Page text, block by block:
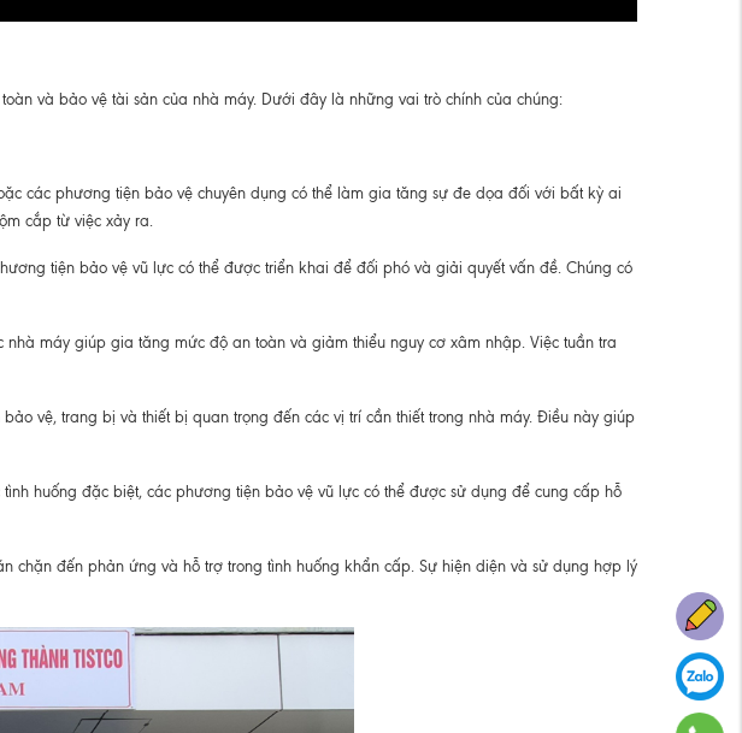
và bảo vệ tài sản của nhà máy. Dưới đây là những vai trò chính của chúng:
các phương tiện bảo vệ chuyên dụng có thể làm gia tăng sự đe dọa đối với bất kỳ ai
cắp từ việc xảy ra.
tiện bảo vệ vũ lực có thể được triển khai để đối phó và giải quyết vấn đề. Chúng có
máy giúp gia tăng mức độ an toàn và giảm thiểu nguy cơ xâm nhập. Việc tuần tra
vệ, trang bị và thiết bị quan trọng đến các vị trí cần thiết trong nhà máy. Điều này giúp
huống đặc biệt, các phương tiện bảo vệ vũ lực có thể được sử dụng để cung cấp hỗ
chặn đến phản ứng và hỗ trợ trong tình huống khẩn cấp. Sự hiện diện và sử dụng hợp lý